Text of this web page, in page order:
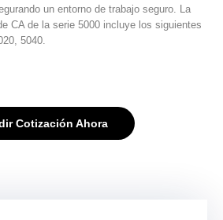
un entorno de trabajo seguro. La
CA de la serie 5000 incluye los siguientes
5040.
Cotización Ahora